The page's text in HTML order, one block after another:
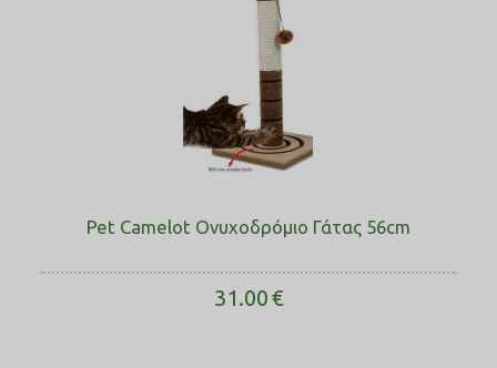
Pet Camelot Ονυχοδρόμιο Γάτας 56cm
31.00€